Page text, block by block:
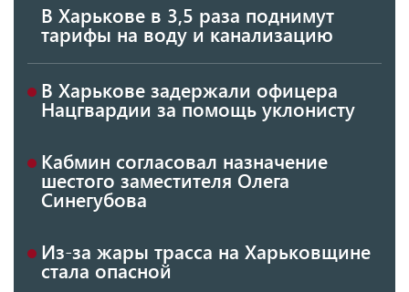
В Харькове в 3,5 раза поднимут
тарифы на воду и канализацию
В Харькове задержали офицера
Нацгвардии за помощь уклонисту
Кабмин согласовал назначение
шестого заместителя Олега
Синегубова
Из-за жары трасса на Харьковщине
стала опасной